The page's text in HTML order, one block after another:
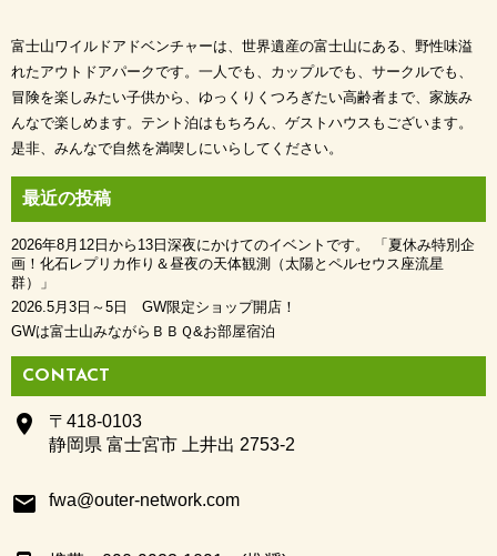
ジ
送
り
富士山ワイルドアドベンチャーは、世界遺産の富士山にある、野性味溢
れたアウトドアパークです。一人でも、カップルでも、サークルでも、
冒険を楽しみたい子供から、ゆっくりくつろぎたい高齢者まで、家族み
んなで楽しめます。テント泊はもちろん、ゲストハウスもございます。
是非、みんなで自然を満喫しにいらしてください。
最近の投稿
2026年8月12日から13日深夜にかけてのイベントです。 「夏休み特別企
画！化石レプリカ作り＆昼夜の天体観測（太陽とペルセウス座流星
群）」
2026.5月3日～5日 GW限定ショップ開店！
GWは富士山みながらＢＢＱ&お部屋宿泊
CONTACT
place
〒418-0103
静岡県 富士宮市 上井出 2753-2
email fwa@outer-network.com